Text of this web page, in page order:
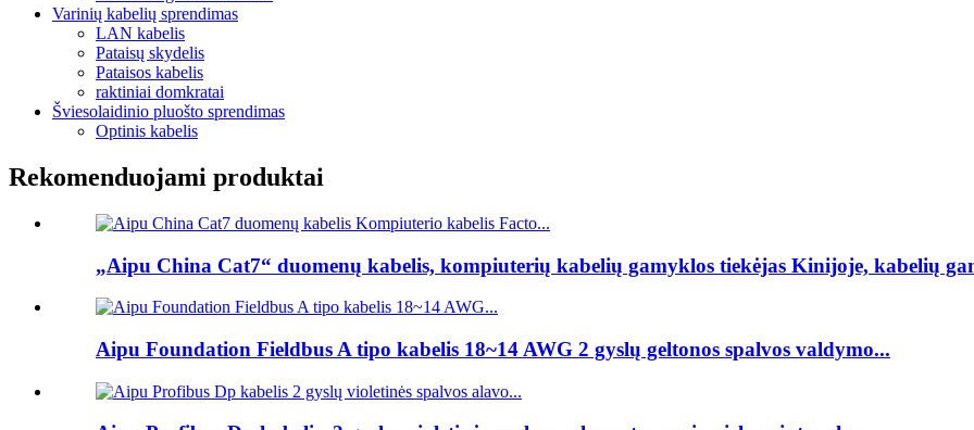
Varinių kabelių sprendimas
LAN kabelis
Pataisų skydelis
Pataisos kabelis
raktiniai domkratai
Šviesolaidinio pluošto sprendimas
Optinis kabelis
Rekomenduojami produktai
„Aipu China Cat7“ duomenų kabelis, kompiuterių kabelių gamyklos tiekėjas Kinijoje, kabelių
Aipu Foundation Fieldbus A tipo kabelis 18~14 AWG 2 gyslų geltonos spalvos valdymo...